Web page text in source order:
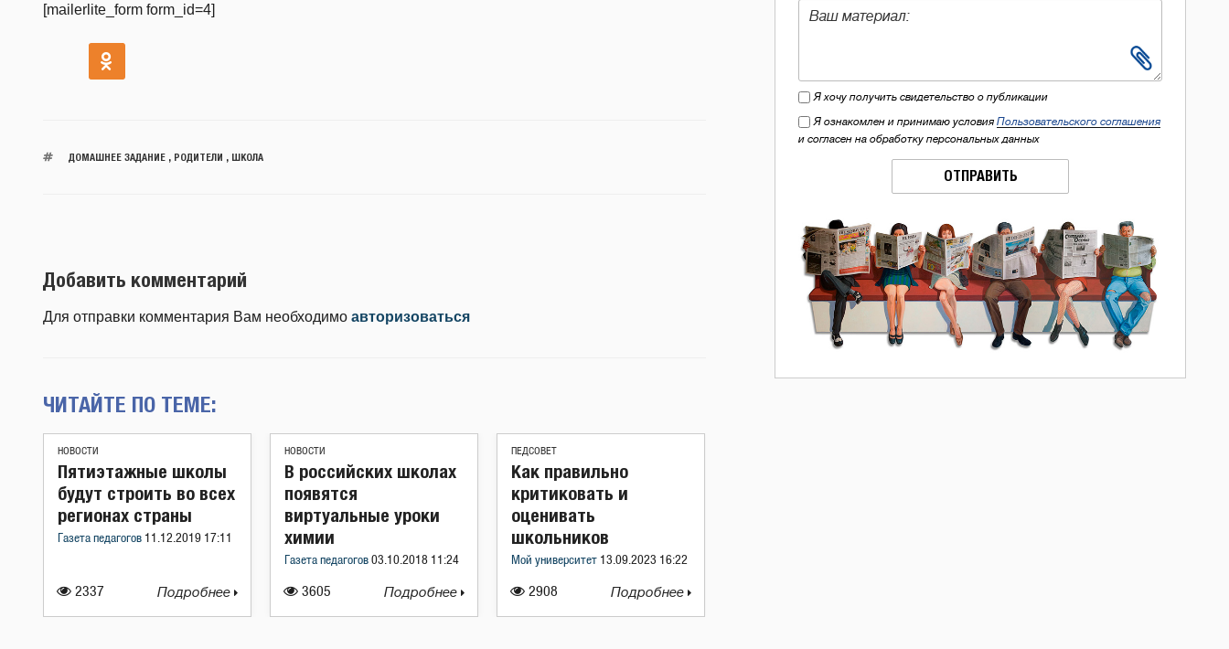
[mailerlite_form form_id=4]
ДОМАШНЕЕ ЗАДАНИЕ, РОДИТЕЛИ ШКОЛА
Добавить комментарий
Для отправки комментария Вам необходимо авторизоваться
ЧИТАЙТЕ ПО ТЕМЕ:
НОВОСТИ
2337
Пятиэтажные школы
будут строить во всех
регионах страны
Газета педагогов 11.12.2019 17:11
Подробнее
НОВОСТИ
3605
В российских школах
появятся
виртуальные уроки
химии
Газета педагогов 03.10.2018 11:24
Подробнее
ПЕДСОВЕТ
2908
Как правильно
критиковать и
оценивать
школьников
Мой университет 13.09.2023 16:22
Подробнее
Я хочу получить свидетельство о публикации
Я ознакомлен и принимаю условия Пользовательского соглашения
и согласен на обработку персональных данных
ОТПРАВИТЬ